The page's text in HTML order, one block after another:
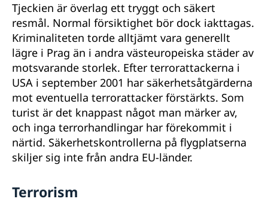
Tjeckien är överlag ett tryggt och säkert
resmål. Normal försiktighet bör dock iakttagas.
Kriminaliteten torde alltjämt vara generellt
lägre i Prag än i andra västeuropeiska städer av
motsvarande storlek. Efter terrorattackerna i
USA i september 2001 har säkerhetsåtgärderna
mot eventuella terrorattacker förstärkts. Som
turist är det knappast något man märker av,
och inga terrorhandlingar har förekommit i
närtid. Säkerhetskontrollerna på flygplatserna
skiljer sig inte från andra EU-länder.
Terrorism